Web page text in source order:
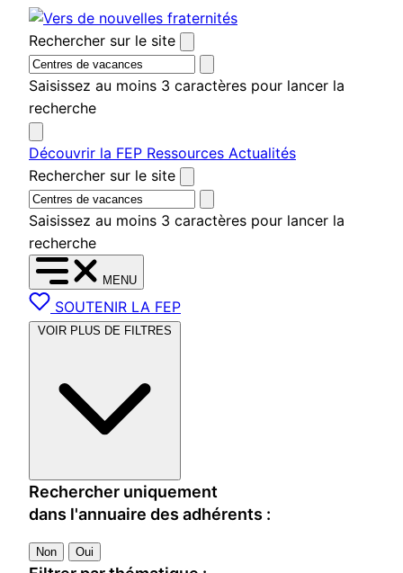
Aller
au
contenu
Rechercher sur le site
Saisissez au moins 3 caractères pour lancer la
recherche
Découvrir la FEP Ressources Actualités
Rechercher sur le site
Saisissez au moins 3 caractères pour lancer la
recherche
MENU
SOUTENIR LA FEP
VOIR PLUS DE FILTRES
Rechercher uniquement
dans l'annuaire des adhérents :
Non Oui